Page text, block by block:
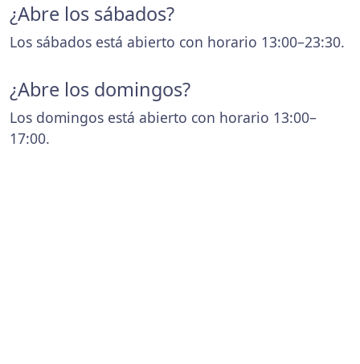
¿Abre los sábados?
Los sábados está abierto con horario 13:00–23:30.
¿Abre los domingos?
Los domingos está abierto con horario 13:00–
17:00.